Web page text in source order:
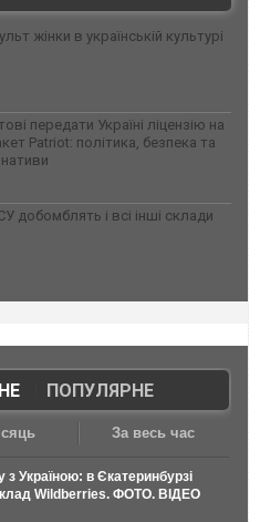
жінки в українській культурі
передати Україні ліцензію на
Patriot: політика, безпека та
добомблять і всі інші склади
| ПОПУЛЯРНЕ
За весь час
з Україною: в Єкатеринбурзі
Wildberries. ФОТО. ВІДЕО